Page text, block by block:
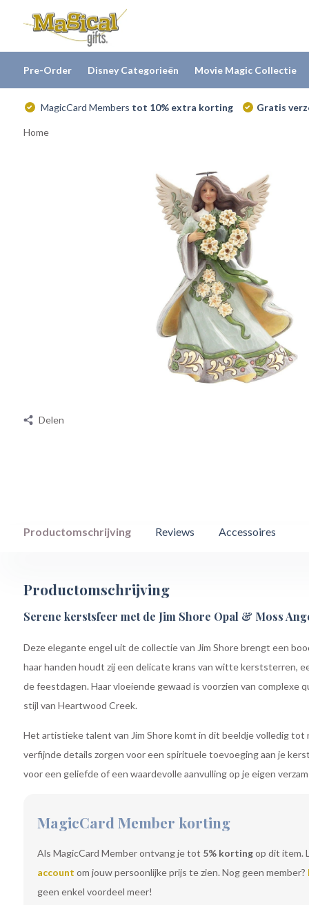
Pre-Order Disney Categorieën Movie Magic Collectie
MagicCard Members tot 10% extra korting Gratis
Home
Delen
Productomschrijving Reviews Accessoires
Productomschrijving
Serene kerstsfeer met de Jim Shore Opal & Moss
Deze elegante engel uit de collectie van Jim Shore brengt een
haar handen houdt zij een delicate krans van witte kerststerren,
de feestdagen. Haar vloeiende gewaad is voorzien van complexe
stijl van Heartwood Creek.
Het artistieke talent van Jim Shore komt in dit beeldje volledig tot
verfijnde details zorgen voor een spirituele toevoeging aan je
voor een geliefde of een waardevolle aanvulling op je eigen
MagicCard Member korting
Als MagicCard Member ontvang je tot 5% kortingop dit item.
account om jouw persoonlijke prijs te zien. Nog geen member?
geen enkel voordeel meer!